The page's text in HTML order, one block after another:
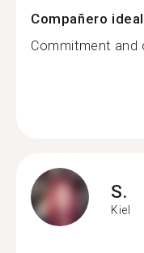
Compañero
Commitment and
S.
Kiel